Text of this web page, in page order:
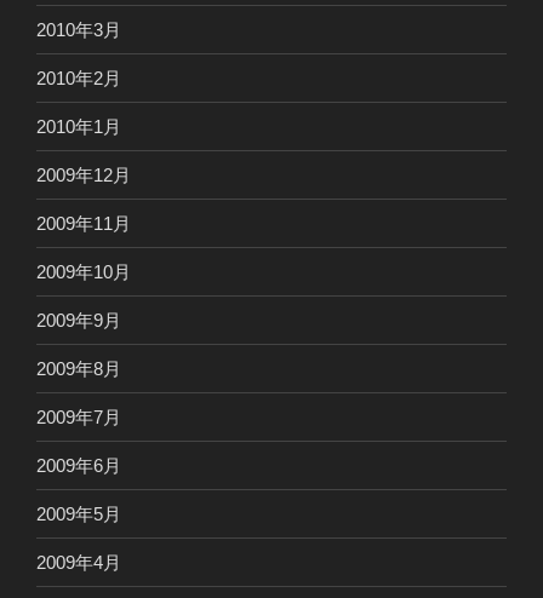
2010年3月
2010年2月
2010年1月
2009年12月
2009年11月
2009年10月
2009年9月
2009年8月
2009年7月
2009年6月
2009年5月
2009年4月